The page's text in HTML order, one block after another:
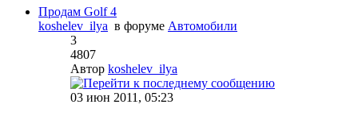
Продам Golf 4
koshelev_ilya в форуме Автомобили
3
4807
Автор koshelev_ilya
03 июн 2011, 05:23